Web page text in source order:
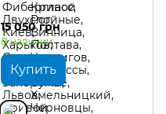
15 050 грн
В наличии
Купить